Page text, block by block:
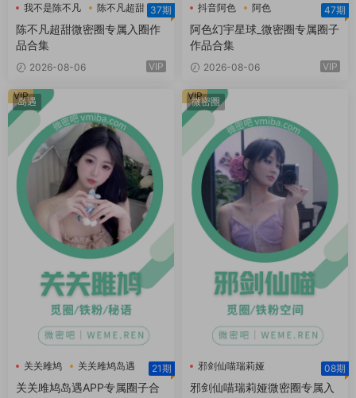
我不是陈不凡
陈不凡超甜
陈不凡超甜微密圈
37期
陈不凡超甜微密圈专属入圈作
品合集
2026-08-06 VIP
抖音阿色
阿色
阿色幻宇星球
47期
阿色幻宇星球_微密圈专属圈子
作品合集
2026-08-06 VIP
岛遇
关关雎鸠 关关雎鸠岛遇 21期
关关雎鸠岛遇APP专属圈子合
VIP 微密圈
邪剑仙喵瑞莉娅
邪剑仙喵瑞莉娅微密圈
08期
邪剑仙喵瑞莉娅微密圈专属入
VIP